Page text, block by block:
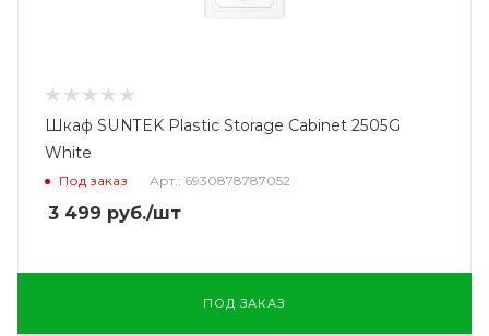
Шкаф SUNTEK Plastic Storage Cabinet 2505G
White
Под заказ Арт.: 6930878787052
3 499 руб./шт
ПОД ЗАКАЗ